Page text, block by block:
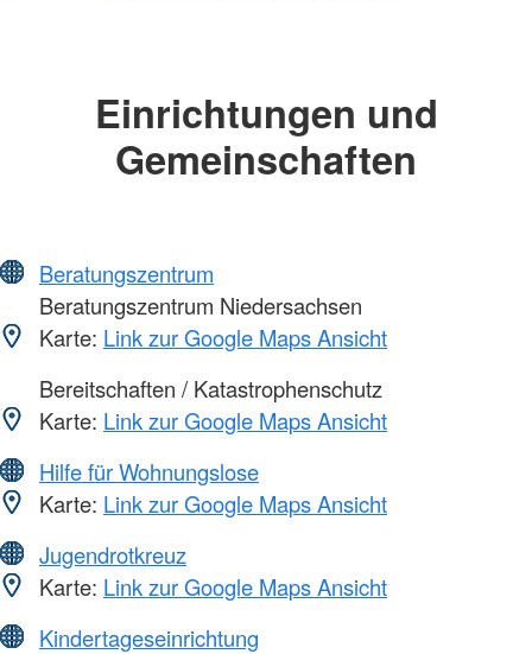
Einrichtungen und
Gemeinschaften
Beratungszentrum
Beratungszentrum Niedersachsen
Karte: Link zur Google Maps Ansicht
Bereitschaften / Katastrophenschutz
Karte: Link zur Google Maps Ansicht
Hilfe für Wohnungslose
Karte: Link zur Google Maps Ansicht
Jugendrotkreuz
Karte: Link zur Google Maps Ansicht
Kindertageseinrichtung